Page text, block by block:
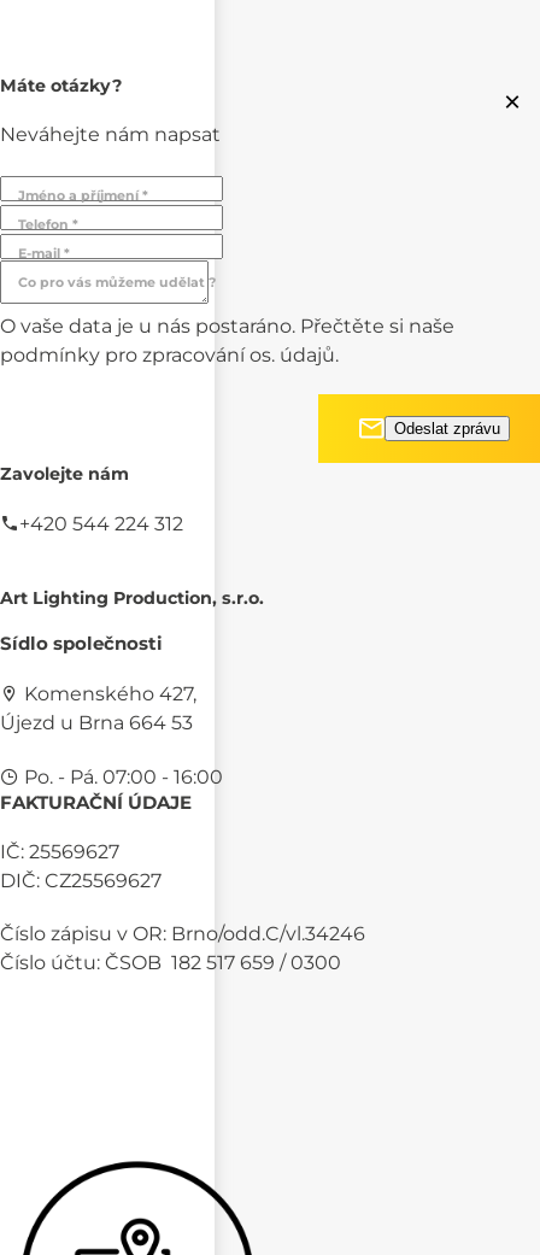
×
Máte otázky?
Neváhejte nám napsat
Jméno a příjmení *
Telefon *
E-mail *
Co pro vás můžeme udělat ?
O vaše data je u nás postaráno. Přečtěte si naše
podmínky pro zpracování os. údajů.
Zavolejte nám
+420 544 224 312
Art Lighting Production, s.r.o.
Sídlo společnosti
Komenského 427,
Újezd u Brna 664 53
Po. - Pá. 07:00 - 16:00
FAKTURAČNÍ ÚDAJE
IČ: 25569627
DIČ: CZ25569627
Číslo zápisu v OR: Brno/odd.C/vl.34246
Číslo účtu: ČSOB 182 517 659 / 0300